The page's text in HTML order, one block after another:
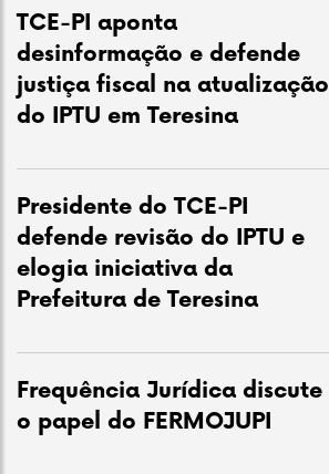
TCE-PI aponta
desinformação e defende
justiça fiscal na atualização
do IPTU em Teresina
Presidente do TCE-PI
defende revisão do IPTU e
elogia iniciativa da
Prefeitura de Teresina
Frequência Jurídica discute
o papel do FERMOJUPI